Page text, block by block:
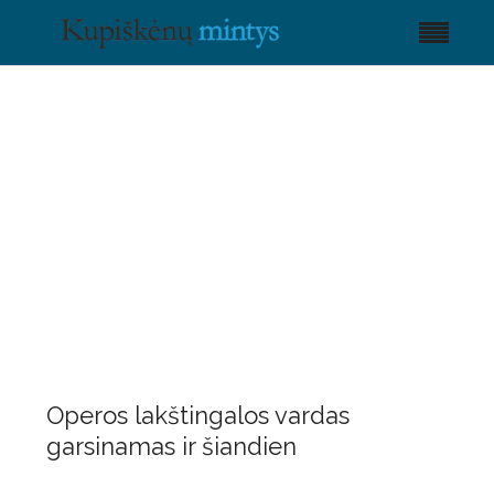
Operos lakštingalos vardas
garsinamas ir šiandien